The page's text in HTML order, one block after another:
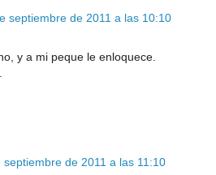
septiembre de 2011 a las 10:10
y a mi peque le enloquece.
septiembre de 2011 a las 11:10